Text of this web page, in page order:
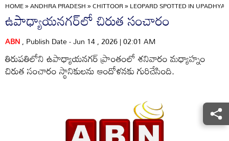
HOME»ANDHRA PRADESH»CHITTOOR»LEOPARD SPOTTED IN
ఉపాధ్యాయనగర్‌లో చిరుత సంచారం
ABN, Publish Date - Jun 14 , 2026 | 02:01 AM
తిరుపతిలోని ఉపాధ్యాయనగర్‌ ప్రాంతంలో శనివారం మధ్యాహ్నం
చిరుత సంచారం స్థానికులను ఆందోళనకు గురిచేసింది.